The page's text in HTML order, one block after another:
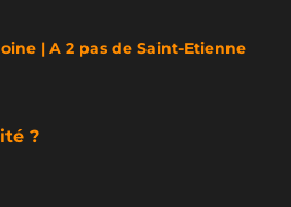
| A 2 pas de Saint-Etienne
?